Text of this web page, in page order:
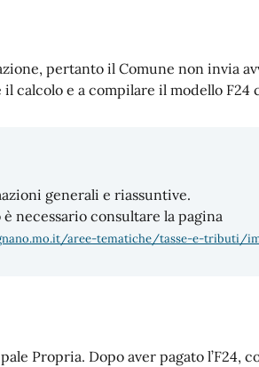
pertanto il Comune non invia
calcolo e a compilare il modello
generali e riassuntive.
necessario consultare la pagina
aree-tematiche/tasse-e-tributi/
Propria. Dopo aver pagato l’F24,